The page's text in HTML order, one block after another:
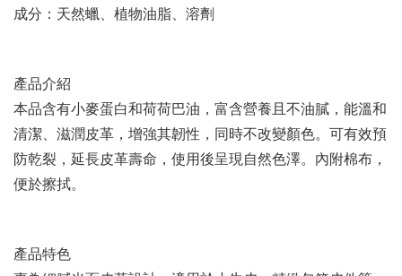
成分：天然蠟、植物油脂、溶劑
產品介紹
本品含有小麥蛋白和荷荷巴油，富含營養且不油膩，能溫和
清潔、滋潤皮革，增強其韌性，同時不改變顏色。可有效預
防乾裂，延長皮革壽命，使用後呈現自然色澤。內附棉布，
便於擦拭。
產品特色